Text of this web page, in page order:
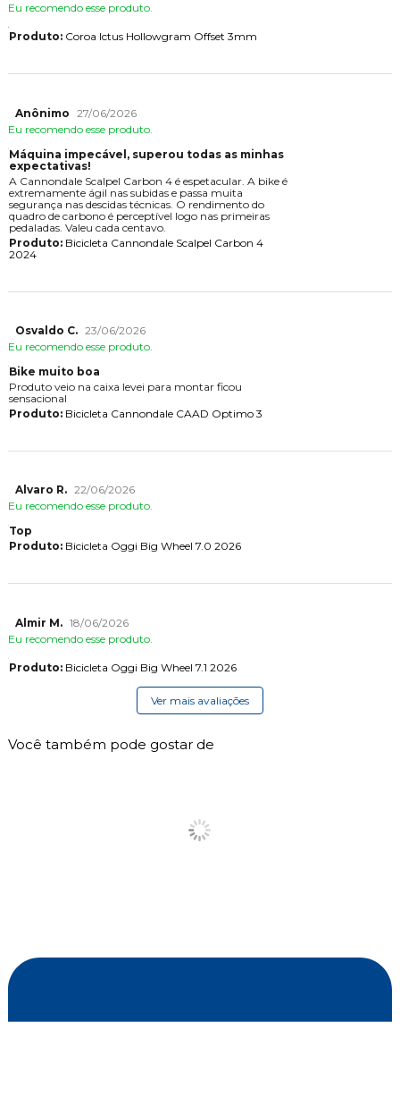
Eu recomendo esse produto.
Produto:Coroa Ictus Hollowgram Offset 3mm
Anônimo 27/06/2026
Eu recomendo esse produto.
Máquina impecável, superou todas as minhas
expectativas!
A Cannondale Scalpel Carbon 4 é espetacular. A bike é
extremamente ágil nas subidas e passa muita
segurança nas descidas técnicas. O rendimento do
quadro de carbono é perceptível logo nas primeiras
pedaladas. Valeu cada centavo.
Produto:Bicicleta Cannondale Scalpel Carbon 4
2024
Osvaldo C. 23/06/2026
Eu recomendo esse produto.
Bike muito boa
Produto veio na caixa levei para montar ficou
sensacional
Produto:Bicicleta Cannondale CAAD Optimo 3
Alvaro R. 22/06/2026
Eu recomendo esse produto.
Top
Produto:Bicicleta Oggi Big Wheel 7.0 2026
Almir M. 18/06/2026
Eu recomendo esse produto.
Produto:Bicicleta Oggi Big Wheel 7.1 2026
Ver mais avaliações
Você também pode gostar de